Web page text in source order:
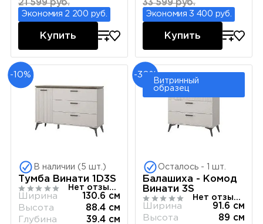
21 599 руб.
Экономия 2 200 руб.
Купить
33 599 руб.
Экономия 3 400 руб.
Купить
-10%
В наличии (5 шт.)
Тумба Винати 1D3S
Нет отзывов
Ширина
130.6 см
Высота
88.4 см
Глубина
39.4 см
-30%
Витринный
образец
Осталось - 1 шт.
Балашиха - Комод
Винати 3S
Нет отзывов
Ширина
91.6 см
Высота
89 см